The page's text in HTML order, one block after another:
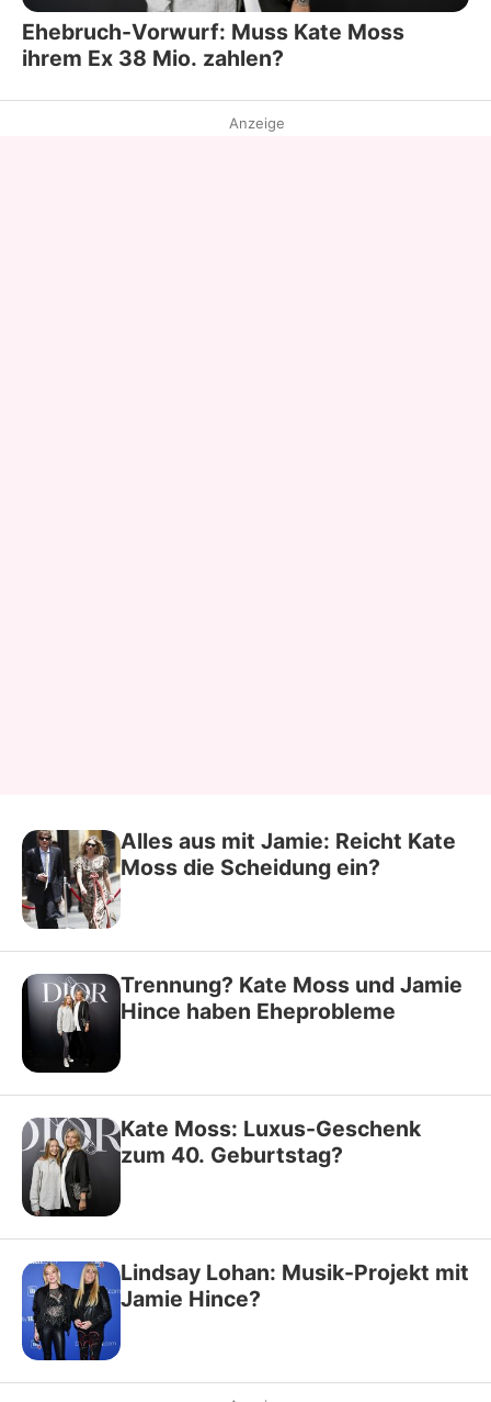
Ehebruch-Vorwurf: Muss Kate Moss
ihrem Ex 38 Mio. zahlen?
Anzeige
Alles aus mit Jamie: Reicht Kate
Moss die Scheidung ein?
Trennung? Kate Moss und Jamie
Hince haben Eheprobleme
Kate Moss: Luxus-Geschenk
zum 40. Geburtstag?
Lindsay Lohan: Musik-Projekt mit
Jamie Hince?